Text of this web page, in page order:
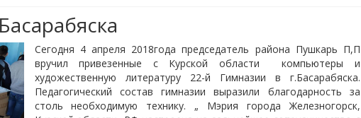
Сегодня 4 апреля 2018года председатель района Пушкарь П,П
вручил привезенные с Курской области компьютеры и
художественную литературу 22-й Гимназии в г.Басарабяска.
Педагогический состав гимназии выразили благодарность за
столь необходимую технику. „ Мэрия города Железногорск,